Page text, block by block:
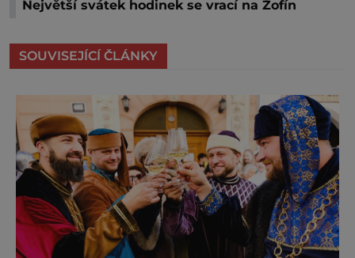
Největší svátek hodinek se vrací na Žofín
SOUVISEJÍCÍ ČLÁNKY